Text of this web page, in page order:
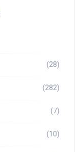
(28)
(282)
(7)
(10)